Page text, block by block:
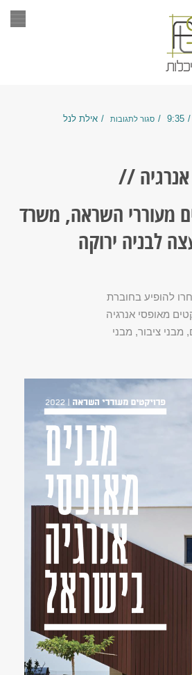
9:35 סגור לתגובות אילת לנל
אנרגיה //
מעוררי השראה, משרד
לבניה ירוקה
להופיע בחוברת
מאופסי אנרגיה
מבני ציבור, מבני